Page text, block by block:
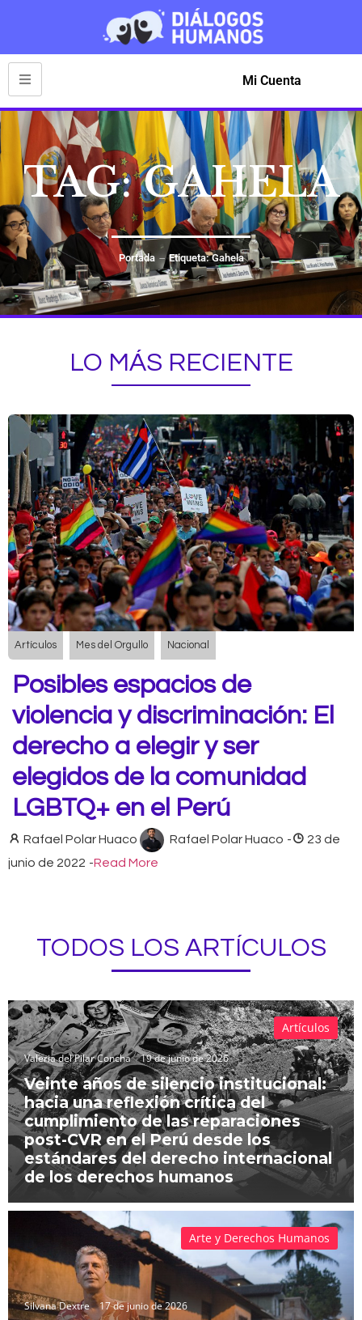
Mi Cuenta
TAG: GAHELA
Portada Etiqueta: Gahela
LO MÁS RECIENTE
Artículos Mes del Orgullo Nacional
Posibles espacios de
violencia y discriminación: El
derecho a elegir y ser
elegidos de la comunidad
LGBTQ+ en el Perú
Rafael Polar Huaco Rafael Polar Huaco -
23 de
junio de 2022 -Read More
TODOS LOS ARTÍCULOS
Valeria del Pilar Concha 19 de junio de 2026
Veinte años de silencio institucional:
hacia una reflexión crítica del
cumplimiento de las reparaciones
post-CVR en el Perú desde los
estándares del derecho internacional
de los derechos humanos
Artículos
Silvana Dextre 17 de junio de 2026
Arte y Derechos Humanos